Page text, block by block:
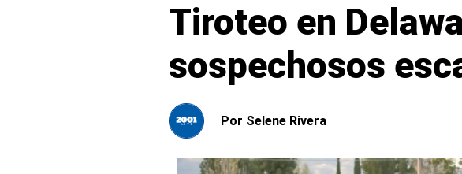
Tiroteo en
sospechosos
Por Selene Rivera